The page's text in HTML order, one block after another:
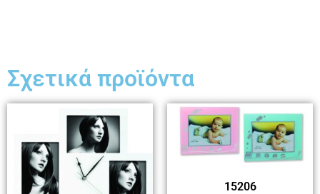
Σχετικά προϊόντα
15206